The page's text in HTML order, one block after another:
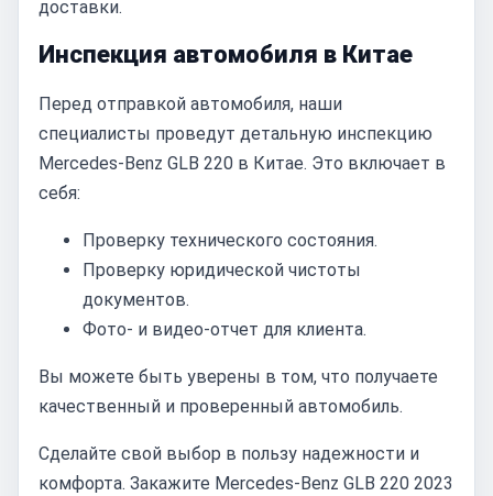
доставки.
Инспекция автомобиля в Китае
Перед отправкой автомобиля, наши
специалисты проведут детальную инспекцию
Mercedes-Benz GLB 220 в Китае. Это включает в
себя:
Проверку технического состояния.
Проверку юридической чистоты
документов.
Фото- и видео-отчет для клиента.
Вы можете быть уверены в том, что получаете
качественный и проверенный автомобиль.
Сделайте свой выбор в пользу надежности и
комфорта. Закажите Mercedes-Benz GLB 220 2023